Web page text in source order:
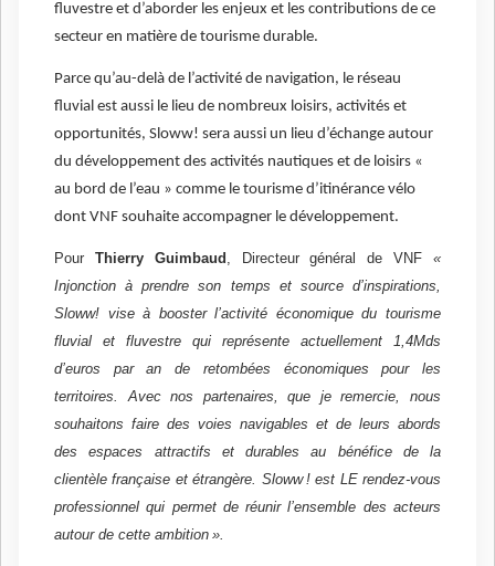
fluvestre et d’aborder les enjeux et les contributions de ce
secteur en matière de tourisme durable.
Parce qu’au-delà de l’activité de navigation, le réseau
fluvial est aussi le lieu de nombreux loisirs, activités et
opportunités, Sloww! sera aussi un lieu d’échange autour
du développement des activités nautiques et de loisirs «
au bord de l’eau » comme le tourisme d’itinérance vélo
dont VNF souhaite accompagner le développement.
Pour Thierry Guimbaud , Directeur général de VNF«
Injonction à prendre son temps et source d’inspirations,
Sloww! vise à booster l’activité économique du tourisme
fluvial et fluvestre qui représente actuellement 1,4Mds
d’euros par an de retombées économiques pour les
territoires. Avec nos partenaires, que je remercie, nous
souhaitons faire des voies navigables et de leurs abords
des espaces attractifs et durables au bénéfice de la
clientèle française et étrangère. Sloww ! est LE rendez-vous
professionnel qui permet de réunir l’ensemble des acteurs
autour de cette ambition ».